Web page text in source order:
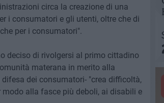
circa la creazione di una
i consumatori e gli utenti, oltre che di
per i consumatori".
deciso di rivolgersi al primo cittadino
materana in merito alla
dei consumatori- "crea difficoltà,
alla fasce più deboli, ai disabili e